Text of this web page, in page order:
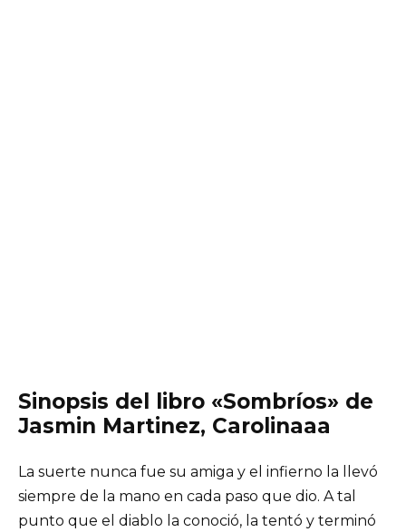
Sinopsis del libro «Sombríos» de
Jasmin Martinez, Carolinaaa
La suerte nunca fue su amiga y el infierno la llevó
siempre de la mano en cada paso que dio. A tal
punto que el diablo la conoció, la tentó y terminó